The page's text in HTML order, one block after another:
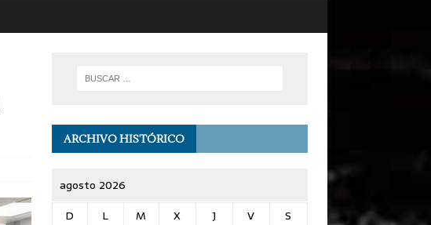
ARCHIVO HISTÓRICO
agosto 2026
D
L M X J V
S